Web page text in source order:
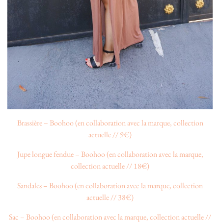
Brassière – Boohoo (en collaboration avec la marque, collection
actuelle // 9€)
Jupe longue fendue – Boohoo (en collaboration avec la marque,
collection actuelle // 18€)
Sandales – Boohoo (en collaboration avec la marque, collection
actuelle // 38€)
Sac – Boohoo (en collaboration avec la marque, collection actuelle //